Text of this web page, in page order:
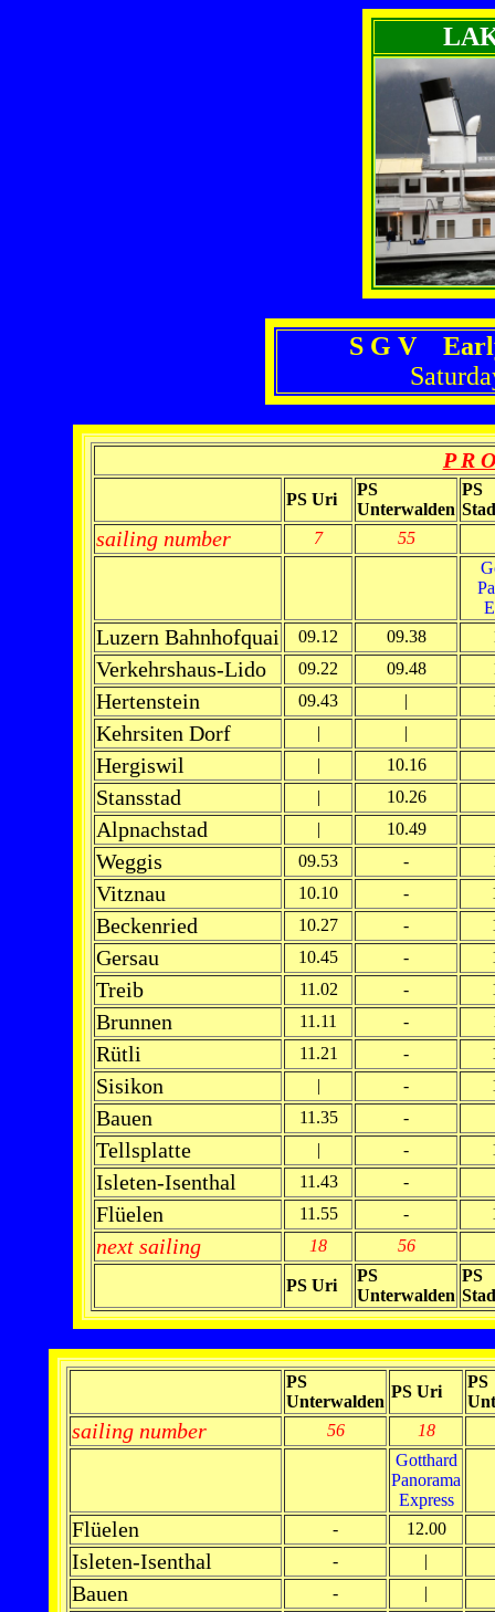
S G V
P R
PS Uri
PS
Unterwalden
PS
sailing number 7
55
Luzern Bahnhofquai 09.12 09.38
Verkehrshaus-Lido 09.22 09.48
Hertenstein 09.43 |
Kehrsiten Dorf | |
Hergiswil | 10.16
Stansstad | 10.26
Alpnachstad | 10.49
Weggis 09.53 -
Vitznau 10.10 -
Beckenried 10.27 -
Gersau 10.45 -
Treib 11.02 -
Brunnen 11.11 -
Rütli 11.21 -
Sisikon | -
Bauen 11.35 -
Tellsplatte | -
Isleten-Isenthal 11.43 -
Flüelen 11.55 -
next sailing 18 56
PS Uri
PS
Unterwalden
PS
PS
Unterwalden
PS Uri
PS
sailing number 56
18
Gotthard
Panorama
Express
Flüelen - 12.00
Isleten-Isenthal - |
Bauen - |